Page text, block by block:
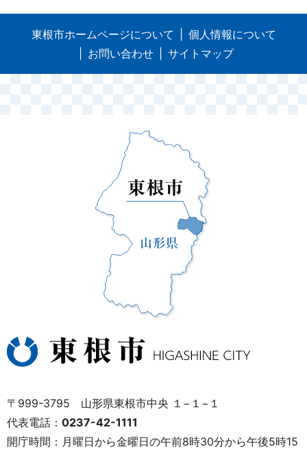
東根市ホームページについて
個人情報について
お問い合わせ
サイトマップ
〒999-3795 山形県東根市中央 １−１−１
代表電話： 0237-42-1111
開庁時間：月曜日から金曜日の午前8時30分から午後5時15